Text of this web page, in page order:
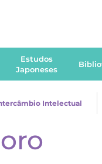
Estudos
Japoneses
Intelectual